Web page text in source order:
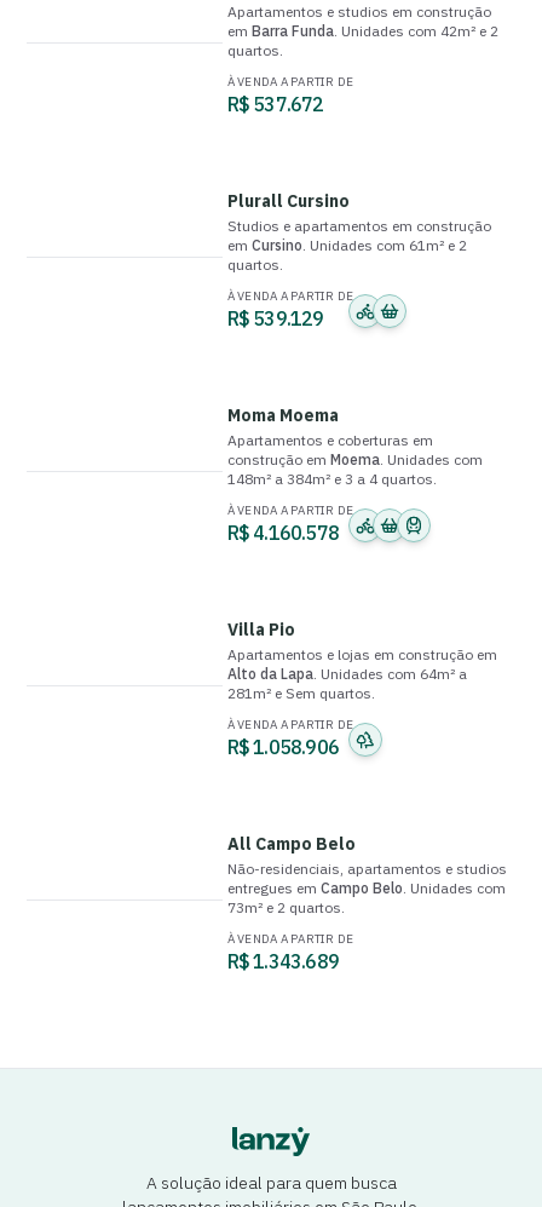
Apartamentos e studios em construção
em Barra Funda. Unidades com 42m²e 2
quartos
À VENDA A PARTIR DE
R$ 537.672
Plurall Cursino
Studios e apartamentos em construção
em Cursino Unidades com 61m²e 2
quartos
À VENDA A PARTIR DE
R$ 539.129
Moma Moema
Apartamentos e coberturas em
construçãoem Moema. Unidades com
148m² a 384m²e 3 a 4 quartos
À VENDA A PARTIR DE
R$ 4.160.578
Villa Pio
Apartamentos e lojas em construçãoem
Alto da Lapa. Unidades com 64m² a
281m²e Sem quartos
À VENDA A PARTIR DE
R$ 1.058.906
All Campo Belo
Não-residenciais, apartamentos e studios
entregues em Campo Belo Unidades com
73m²e 2 quartos
À VENDA A PARTIR DE
R$ 1.343.689
A solução ideal para quem busca